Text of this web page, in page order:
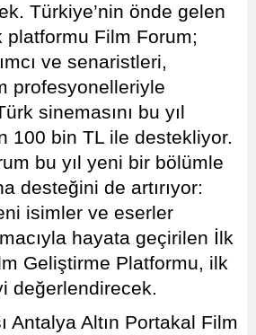
Türkiye’nin önde gelen
platformu Film Forum;
ve senaristleri,
profesyonelleriyle
sinemasını bu yıl
100 bin TL ile destekliyor.
bu yıl yeni bir bölümle
desteğini de artırıyor:
isimler ve eserler
hayata geçirilen İlk
Geliştirme Platformu, ilk
değerlendirecek.
Antalya Altın Portakal Film